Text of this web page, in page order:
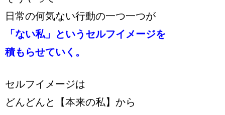
日常の何気ない行動の一つ一つが
「ない私」というセルフイメージを
積もらせていく。
セルフイメージは
どんどんと【本来の私】から